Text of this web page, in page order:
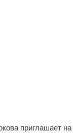
приглашает на